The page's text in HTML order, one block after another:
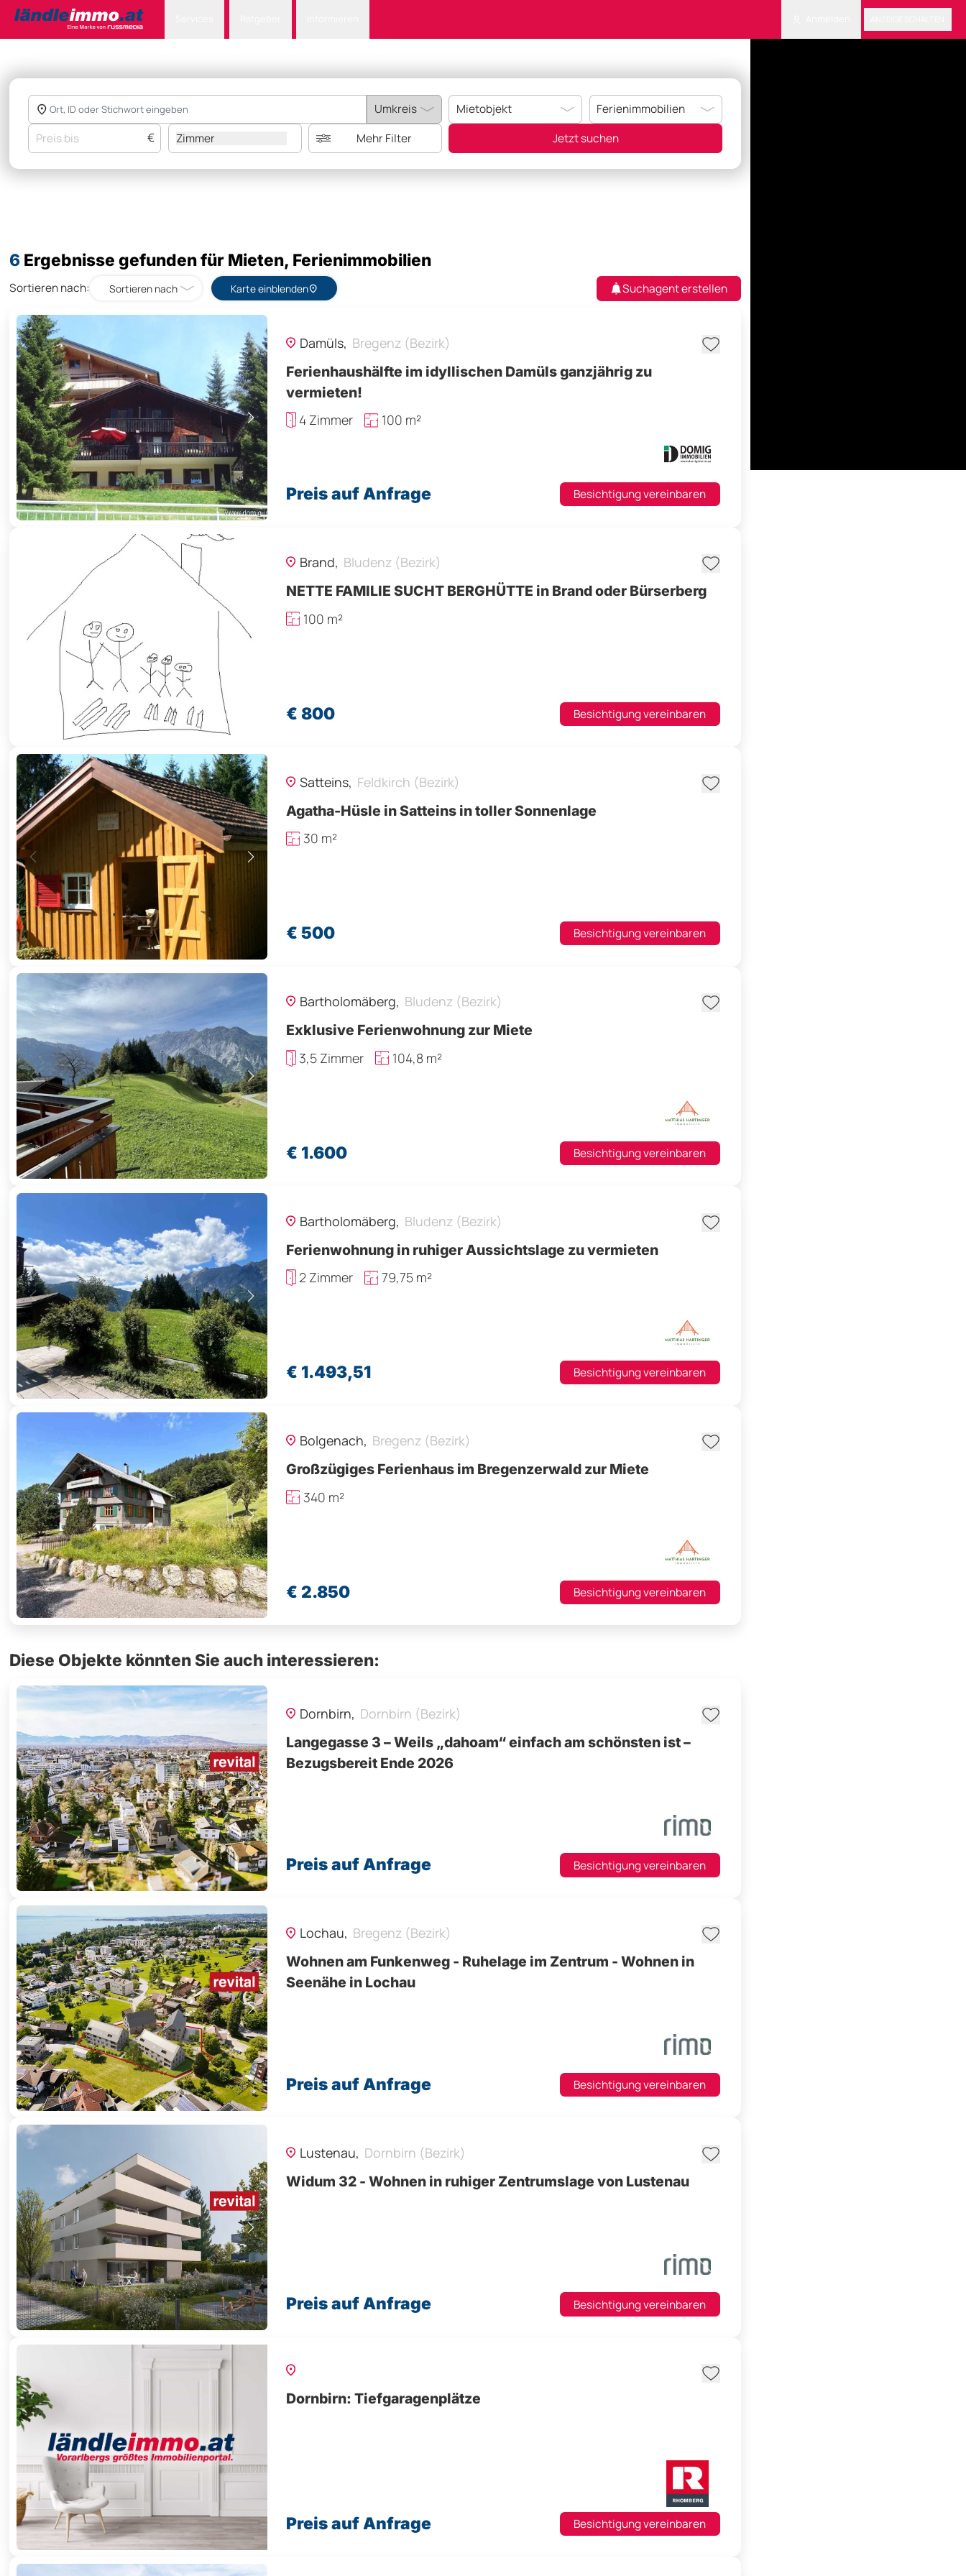
€ Zimmer Mehr Filter Jetzt suchen
6 Ergebnisse gefunden für Mieten, Ferienimmobilien
Sortieren nach: Sortieren nach Karte einblenden Suchagent erstellen
Damüls, Bregenz (Bezirk)
Ferienhaushälfte im idyllischen Damüls ganzjährig zu
vermieten!
4 Zimmer
100 m²
Preis auf Anfrage Besichtigung vereinbaren
Brand, Bludenz (Bezirk)
NETTE FAMILIE SUCHT BERGHÜTTE in Brand oder Bürserberg
100 m²
€ 800 Besichtigung vereinbaren
Satteins, Feldkirch (Bezirk)
Agatha-Hüsle in Satteins in toller Sonnenlage
30 m²
€ 500 Besichtigung vereinbaren
Bartholomäberg, Bludenz (Bezirk)
Exklusive Ferienwohnung zur Miete
3,5 Zimmer
104,8 m²
€ 1.600 Besichtigung vereinbaren
Bartholomäberg, Bludenz (Bezirk)
Ferienwohnung in ruhiger Aussichtslage zu vermieten
2 Zimmer
79,75 m²
€ 1.493,51 Besichtigung vereinbaren
Bolgenach, Bregenz (Bezirk)
Großzügiges Ferienhaus im Bregenzerwald zur Miete
340 m²
€ 2.850 Besichtigung vereinbaren
Diese Objekte könnten Sie auch interessieren:
Dornbirn, Dornbirn (Bezirk)
Langegasse 3 – Weils „dahoam“ einfach am schönsten ist –
Bezugsbereit Ende 2026
Preis auf Anfrage Besichtigung vereinbaren
Lochau, Bregenz (Bezirk)
Wohnen am Funkenweg - Ruhelage im Zentrum - Wohnen in
Seenähe in Lochau
Preis auf Anfrage Besichtigung vereinbaren
Lustenau, Dornbirn (Bezirk)
Widum 32 - Wohnen in ruhiger Zentrumslage von Lustenau
Preis auf Anfrage Besichtigung vereinbaren
Dornbirn: Tiefgaragenplätze
Preis auf Anfrage Besichtigung vereinbaren